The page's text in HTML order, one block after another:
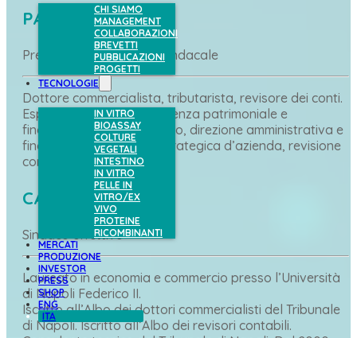
CHI SIAMO
MANAGEMENT
COLLABORAZIONI
BREVETTI
PUBBLICAZIONI
PROGETTI
TECNOLOGIE
IN VITRO
BIOASSAY
COLTURE
VEGETALI
INTESTINO
IN VITRO
PELLE IN
VITRO/EX
VIVO
PROTEINE
RICOMBINANTI
MERCATI
PRODUZIONE
INVESTOR
PRESS
SHOP
ENG
ITA
PAOLO GAETA
Presidente del Collegio Sindacale
Dottore commercialista, tributarista, revisore dei conti.
Esperto in diritto e consulenza patrimoniale e
finanziaria, diritto tributario, direzione amministrativa e
finanziaria, consulenza strategica d’azienda, revisione
contabile.
CARLO VASQUEZ
Sindaco effettivo
Laureato in economia e commercio presso l’Università
di Napoli Federico II.
Iscritto all’Albo dei dottori commercialisti del Tribunale
di Napoli. Iscritto all’Albo dei revisori contabili.